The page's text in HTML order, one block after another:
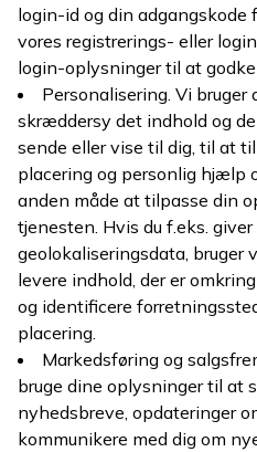
login-id og din adgangskode
vores registrerings- eller
login-oplysninger til at
Personalisering. Vi
skræddersy det indhold og
sende eller vise til dig, til at
placering og personlig hjælp
anden måde at tilpasse din
tjenesten. Hvis du f.eks.
geolokaliseringsdata, bruger
levere indhold, der er
og identificere
placering.
Markedsføring og
bruge dine oplysninger til at
nyhedsbreve, opdateringer
kommunikere med dig om